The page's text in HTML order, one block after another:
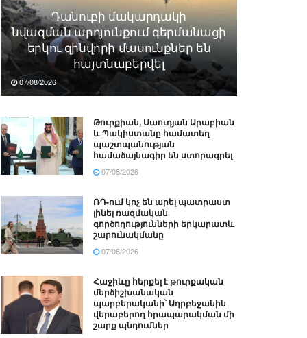
Դանուբի մակարդակի
նվազման արդյունքում գերմանացի
երկու զինվորի մասունքներ են
հայտնաբերվել
07/08/2026
Թուրքիան, Սաուդյան Արաբիան
և Պակիստանը համատեղ
պաշտպանության
համաձայնագիր են ստորագրել
07/08/2026
ՌԴ-ում կոչ են արել պատրաստ
լինել ռազմական
գործողությունների երկարատև
շարունակմանը
07/08/2026
Հաջիևը հերքել է թուրքական
մերձիշխանական
պարբերականի՝ Ադրբեջանին
վերաբերող հրապարակման մի
շարք պնդումներ